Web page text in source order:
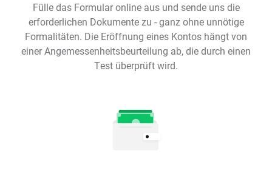
Fülle das Formular online aus und sende uns die
erforderlichen Dokumente zu - ganz ohne unnötige
Formalitäten. Die Eröffnung eines Kontos hängt von
einer Angemessenheitsbeurteilung ab, die durch einen
Test überprüft wird.